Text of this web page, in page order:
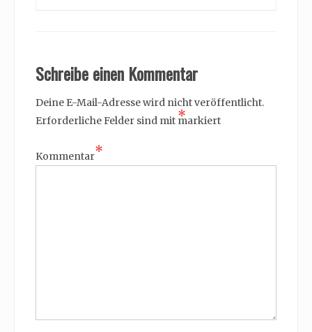
Schreibe einen Kommentar
Deine E-Mail-Adresse wird nicht veröffentlicht.
Erforderliche Felder sind mit *
markiert
Kommentar*